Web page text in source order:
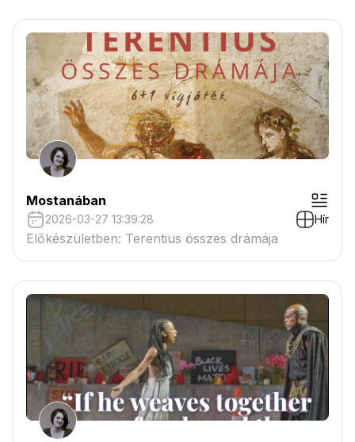
Mostanában
2026-03-27 13:39:28 Hír
Előkészületben: Terentius összes drámája